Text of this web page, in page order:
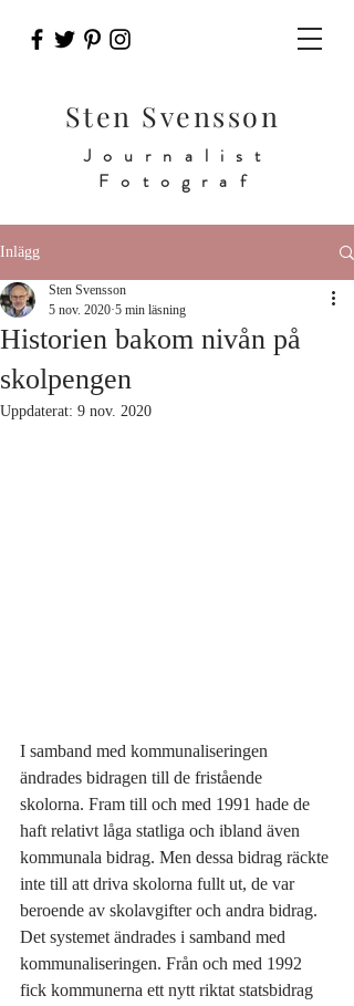
Sten Svensson
Journalist
Fotograf
Inlägg
Historien bakom nivån på
skolpengen
Sten Svensson
5 nov. 2020 5 min läsning
Uppdaterat: 9 nov. 2020
I samband med kommunaliseringen
ändrades bidragen till de fristående
skolorna. Fram till och med 1991 hade de
haft relativt låga statliga och ibland även
kommunala bidrag. Men dessa bidrag räckte
inte till att driva skolorna fullt ut, de var
beroende av skolavgifter och andra bidrag.
Det systemet ändrades i samband med
kommunaliseringen. Från och med 1992
fick kommunerna ett nytt riktat statsbidrag